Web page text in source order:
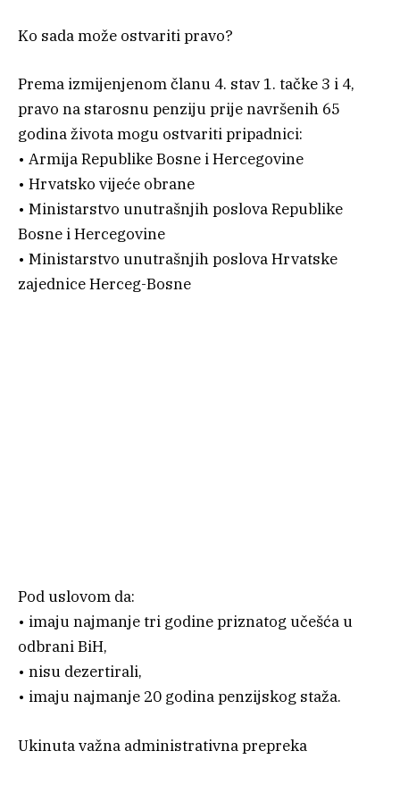
Ko sada može ostvariti pravo?
Prema izmijenjenom članu 4. stav 1. tačke 3 i 4,
pravo na starosnu penziju prije navršenih 65
godina života mogu ostvariti pripadnici:
• Armija Republike Bosne i Hercegovine
• Hrvatsko vijeće obrane
• Ministarstvo unutrašnjih poslova Republike
Bosne i Hercegovine
• Ministarstvo unutrašnjih poslova Hrvatske
zajednice Herceg-Bosne
Pod uslovom da:
• imaju najmanje tri godine priznatog učešća u
odbrani BiH,
• nisu dezertirali,
• imaju najmanje 20 godina penzijskog staža.
Ukinuta važna administrativna prepreka